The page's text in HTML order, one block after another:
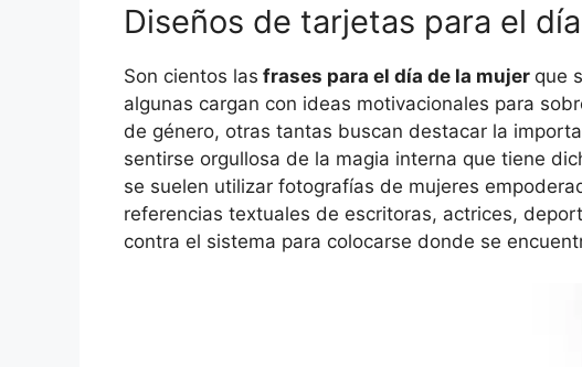
Diseños de tarjetas para el
Son cientos las frases para el día de la mujer que
algunas cargan con ideas motivacionales para
de género, otras tantas buscan destacar la
sentirse orgullosa de la magia interna que tiene
se suelen utilizar fotografías de mujeres
referencias textuales de escritoras, actrices,
contra el sistema para colocarse donde se